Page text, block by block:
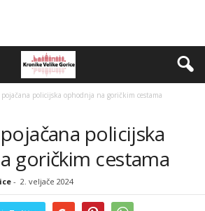
pojačana policijska ophodnja na goričkim cestama
policijska
goričkim cestama
- 2. veljače 2024